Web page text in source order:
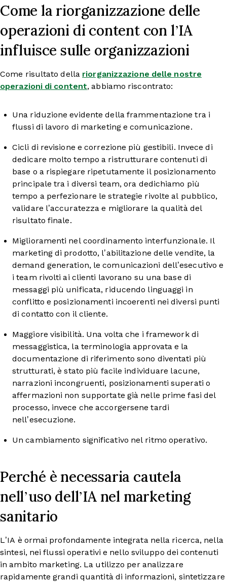
Come la riorganizzazione delle
operazioni di content con l’IA
influisce sulle organizzazioni
Come risultato della riorganizzazione delle nostre
operazioni di content, abbiamo riscontrato:
Una riduzione evidente della frammentazione tra i
flussi di lavoro di marketing e comunicazione.
Cicli di revisione e correzione più gestibili. Invece di
dedicare molto tempo a ristrutturare contenuti di
base o a rispiegare ripetutamente il posizionamento
principale tra i diversi team, ora dedichiamo più
tempo a perfezionare le strategie rivolte al pubblico,
validare l’accuratezza e migliorare la qualità del
risultato finale.
Miglioramenti nel coordinamento interfunzionale. Il
marketing di prodotto, l’abilitazione delle vendite, la
demand generation, le comunicazioni dell’esecutivo e
i team rivolti ai clienti lavorano su una base di
messaggi più unificata, riducendo linguaggi in
conflitto e posizionamenti incoerenti nei diversi punti
di contatto con il cliente.
Maggiore visibilità. Una volta che i framework di
messaggistica, la terminologia approvata e la
documentazione di riferimento sono diventati più
strutturati, è stato più facile individuare lacune,
narrazioni incongruenti, posizionamenti superati o
affermazioni non supportate già nelle prime fasi del
processo, invece che accorgersene tardi
nell’esecuzione.
Un cambiamento significativo nel ritmo operativo.
Perché è necessaria cautela
nell’uso dell’IA nel marketing
sanitario
L’IA è ormai profondamente integrata nella ricerca, nella
sintesi, nei flussi operativi e nello sviluppo dei contenuti
in ambito marketing. La utilizzo per analizzare
rapidamente grandi quantità di informazioni, sintetizzare